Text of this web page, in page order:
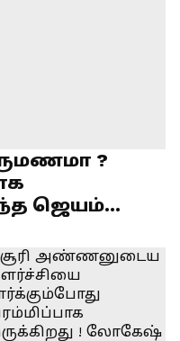
?
ஜெயம்